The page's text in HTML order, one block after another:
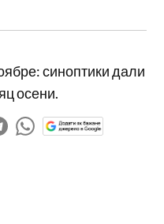
синоптики дали
осени.